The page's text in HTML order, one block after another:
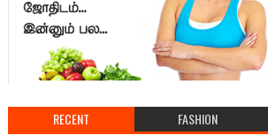
RECENT FASHION